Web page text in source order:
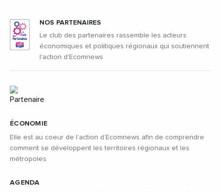
ÉCONOMIE
Elle est au coeur de l’action d’Ecomnews afin de comprendre
comment se développent les territoires régionaux et les
métropoles
AGENDA
NOS PARTENAIRES
Le club des partenaires rassemble les acteurs
économiques et politiques régionaux qui soutiennent
l'action d'Ecomnews